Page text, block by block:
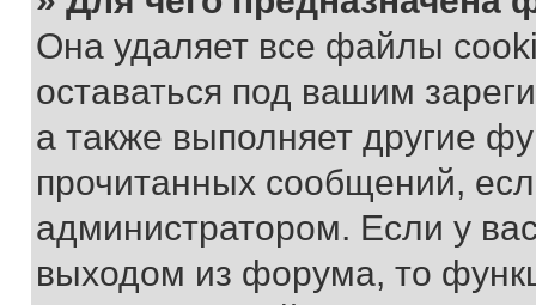
Она удаляет все файлы
оставаться под вашим
а также выполняет другие
прочитанных сообщений,
администратором. Если у
выходом из форума, то